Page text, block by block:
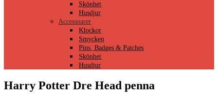
Skönhet
Husdjur
Accessoarer
Klockor
Smycken
Pins, Badges & Patches
Skönhet
Husdjur
Harry Potter Dre Head penna